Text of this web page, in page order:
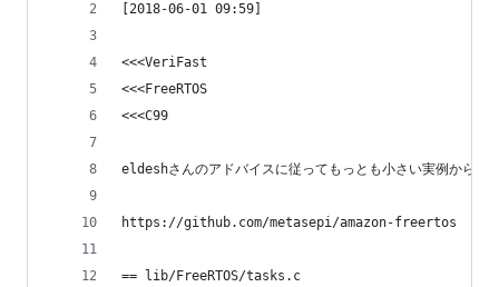
[2018-06-01 09:59]
<<<VeriFast
<<<FreeRTOS
<<<C99
eldeshさんのアドバイスに従ってもっとも小さい実例からは
https://github.com/metasepi/amazon-freertos
== lib/FreeRTOS/tasks.c